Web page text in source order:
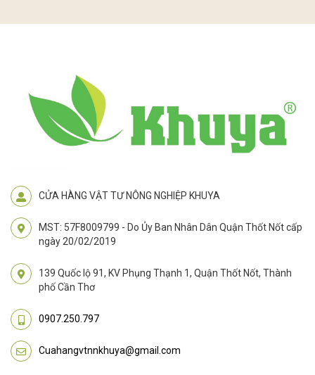
CỬA HÀNG VẬT TƯ NÔNG NGHIỆP KHUYA
MST: 57F8009799 - Do Ủy Ban Nhân Dân Quận Thốt Nốt cấp
ngày 20/02/2019
139 Quốc lộ 91, KV Phụng Thạnh 1, Quận Thốt Nốt, Thành
phố Cần Thơ
0907.250.797
Cuahangvtnnkhuya@gmail.com